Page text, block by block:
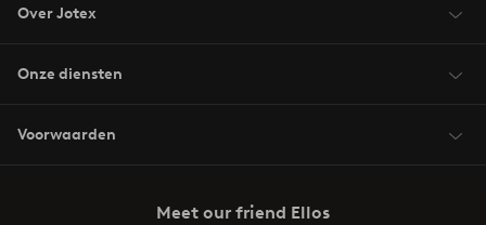
Over Jotex
Onze diensten
Voorwaarden
Meet our friend Ellos